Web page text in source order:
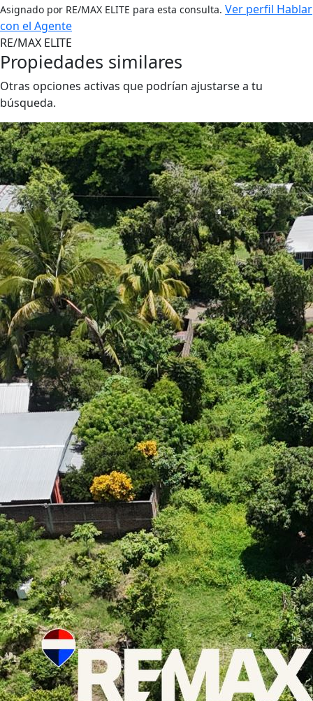
Asignado por RE/MAX ELITE para esta consulta. Ver perfil Hablar
con el Agente
RE/MAX ELITE
Propiedades similares
Otras opciones activas que podrían ajustarse a tu
búsqueda.